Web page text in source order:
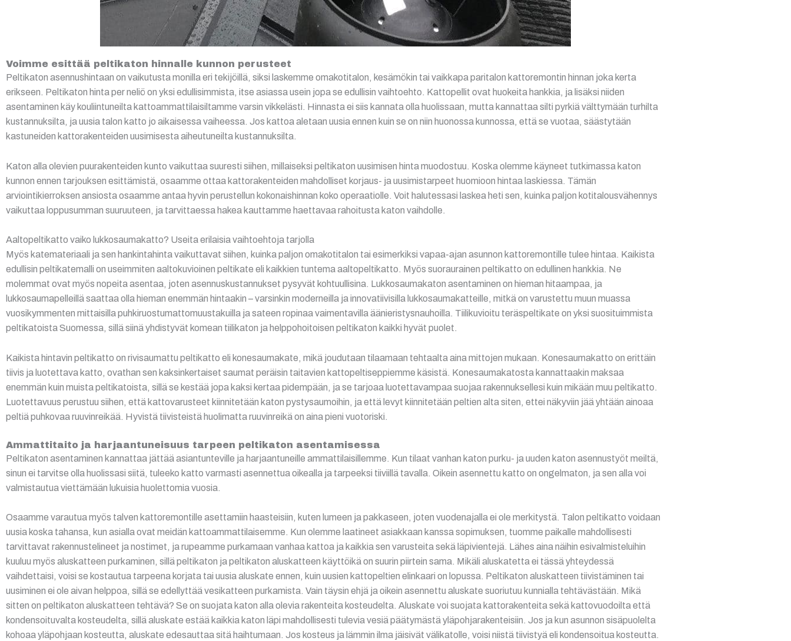
Voimme esittää peltikaton hinnalle kunnon perusteet
Peltikaton asennushintaan on vaikutusta monilla eri tekijöillä, siksi laskemme omakotitalon, kesämökin tai vaikkapa paritalon kattoremontin hinnan joka kerta
erikseen. Peltikaton hinta per neliö on yksi edullisimmista, itse asiassa usein jopa se edullisin vaihtoehto. Kattopellit ovat huokeita hankkia, ja lisäksi niiden
asentaminen käy kouliintuneilta kattoammattilaisiltamme varsin vikkelästi. Hinnasta ei siis kannata olla huolissaan, mutta kannattaa silti pyrkiä välttymään turhilta
kustannuksilta, ja uusia talon katto jo aikaisessa vaiheessa. Jos kattoa aletaan uusia ennen kuin se on niin huonossa kunnossa, että se vuotaa, säästytään
kastuneiden kattorakenteiden uusimisesta aiheutuneilta kustannuksilta.
Katon alla olevien puurakenteiden kunto vaikuttaa suuresti siihen, millaiseksi peltikaton uusimisen hinta muodostuu. Koska olemme käyneet tutkimassa katon
kunnon ennen tarjouksen esittämistä, osaamme ottaa kattorakenteiden mahdolliset korjaus- ja uusimistarpeet huomioon hintaa laskiessa. Tämän
arviointikierroksen ansiosta osaamme antaa hyvin perustellun kokonaishinnan koko operaatiolle. Voit halutessasi laskea heti sen, kuinka paljon kotitalousvähennys
vaikuttaa loppusumman suuruuteen, ja tarvittaessa hakea kauttamme haettavaa rahoitusta katon vaihdolle.
Aaltopeltikatto vaiko lukkosaumakatto? Useita erilaisia vaihtoehtoja tarjolla
Myös katemateriaali ja sen hankintahinta vaikuttavat siihen, kuinka paljon omakotitalon tai esimerkiksi vapaa-ajan asunnon kattoremontille tulee hintaa. Kaikista
edullisin peltikatemalli on useimmiten aaltokuvioinen peltikate eli kaikkien tuntema aaltopeltikatto. Myös suoraurainen peltikatto on edullinen hankkia. Ne
molemmat ovat myös nopeita asentaa, joten asennuskustannukset pysyvät kohtuullisina. Lukkosaumakaton asentaminen on hieman hitaampaa, ja
lukkosaumapelleillä saattaa olla hieman enemmän hintaakin – varsinkin moderneilla ja innovatiivisilla lukkosaumakatteille, mitkä on varustettu muun muassa
vuosikymmenten mittaisilla puhkiruostumattomuustakuilla ja sateen ropinaa vaimentavilla äänieristysnauhoilla. Tiilikuvioitu teräspeltikate on yksi suosituimmista
peltikatoista Suomessa, sillä siinä yhdistyvät komean tiilikaton ja helppohoitoisen peltikaton kaikki hyvät puolet.
Kaikista hintavin peltikatto on rivisaumattu peltikatto eli konesaumakate, mikä joudutaan tilaamaan tehtaalta aina mittojen mukaan. Konesaumakatto on erittäin
tiivis ja luotettava katto, ovathan sen kaksinkertaiset saumat peräisin taitavien kattopeltiseppiemme käsistä. Konesaumakatosta kannattaakin maksaa
enemmän kuin muista peltikatoista, sillä se kestää jopa kaksi kertaa pidempään, ja se tarjoaa luotettavampaa suojaa rakennuksellesi kuin mikään muu peltikatto.
Luotettavuus perustuu siihen, että kattovarusteet kiinnitetään katon pystysaumoihin, ja että levyt kiinnitetään peltien alta siten, ettei näkyviin jää yhtään ainoaa
peltiä puhkovaa ruuvinreikää. Hyvistä tiivisteistä huolimatta ruuvinreikä on aina pieni vuotoriski.
Ammattitaito ja harjaantuneisuus tarpeen peltikaton asentamisessa
Peltikaton asentaminen kannattaa jättää asiantunteville ja harjaantuneille ammattilaisillemme. Kun tilaat vanhan katon purku- ja uuden katon asennustyöt meiltä,
sinun ei tarvitse olla huolissasi siitä, tuleeko katto varmasti asennettua oikealla ja tarpeeksi tiiviillä tavalla. Oikein asennettu katto on ongelmaton, ja sen alla voi
valmistautua viettämään lukuisia huolettomia vuosia.
Osaamme varautua myös talven kattoremontille asettamiin haasteisiin, kuten lumeen ja pakkaseen, joten vuodenajalla ei ole merkitystä. Talon peltikatto voidaan
uusia koska tahansa, kun asialla ovat meidän kattoammattilaisemme. Kun olemme laatineet asiakkaan kanssa sopimuksen, tuomme paikalle mahdollisesti
tarvittavat rakennustelineet ja nostimet, ja rupeamme purkamaan vanhaa kattoa ja kaikkia sen varusteita sekä läpivientejä. Lähes aina näihin esivalmisteluihin
kuuluu myös aluskatteen purkaminen, sillä peltikaton ja peltikaton aluskatteen käyttöikä on suurin piirtein sama. Mikäli aluskatetta ei tässä yhteydessä
vaihdettaisi, voisi se kostautua tarpeena korjata tai uusia aluskate ennen, kuin uusien kattopeltien elinkaari on lopussa. Peltikaton aluskatteen tiivistäminen tai
uusiminen ei ole aivan helppoa, sillä se edellyttää vesikatteen purkamista. Vain täysin ehjä ja oikein asennettu aluskate suoriutuu kunnialla tehtävästään. Mikä
sitten on peltikaton aluskatteen tehtävä? Se on suojata katon alla olevia rakenteita kosteudelta. Aluskate voi suojata kattorakenteita sekä kattovuodoilta että
kondensoituvalta kosteudelta, sillä aluskate estää kaikkia katon läpi mahdollisesti tulevia vesiä päätymästä yläpohjarakenteisiin. Jos ja kun asunnon sisäpuolelta
kohoaa yläpohjaan kosteutta, aluskate edesauttaa sitä haihtumaan. Jos kosteus ja lämmin ilma jäisivät välikatolle, voisi niistä tiivistyä eli kondensoitua kosteutta.